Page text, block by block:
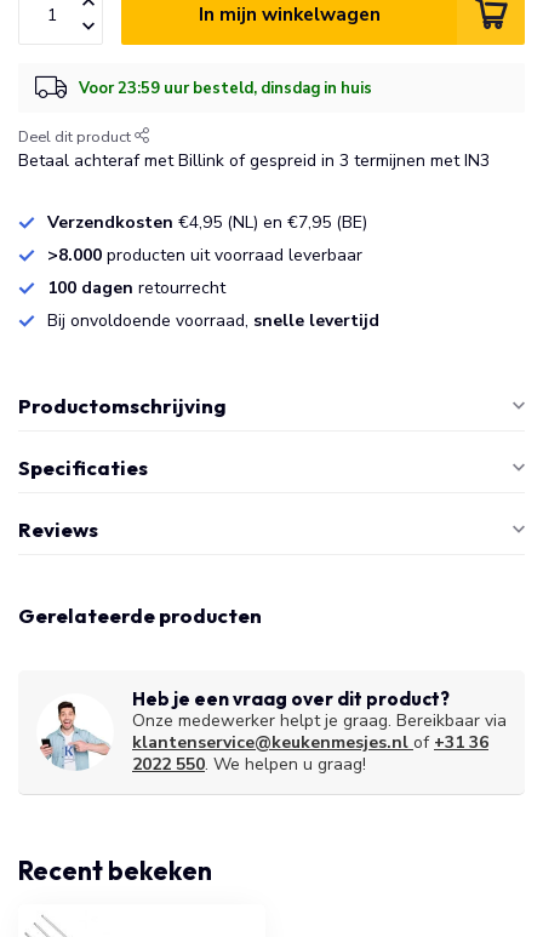
In mijn winkelwagen
Voor 23:59 uur besteld, dinsdag in huis
Deel dit product
Betaal achteraf met Billink of gespreid in 3 termijnen met IN3
Verzendkosten €4,95 (NL) en €7,95 (BE)
>8.000 producten uit voorraad leverbaar
100 dagen retourrecht
Bij onvoldoende voorraad, snelle levertijd
Productomschrijving
Specificaties
Reviews
Gerelateerde producten
Heb je een vraag over dit product?
Onze medewerker helpt je graag. Bereikbaar via
klantenservice@keukenmesjes.nl of +31 36
2022 550. We helpen u graag!
Recent bekeken